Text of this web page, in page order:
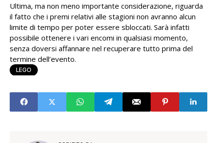
Ultima, ma non meno importante considerazione, riguarda
il fatto che i premi relativi alle stagioni non avranno alcun
limite di tempo per poter essere sbloccati. Sarà infatti
possibile ottenere i vari encomi in qualsiasi momento,
senza doversi affannare nel recuperare tutto prima del
termine dell’evento.
LEGO